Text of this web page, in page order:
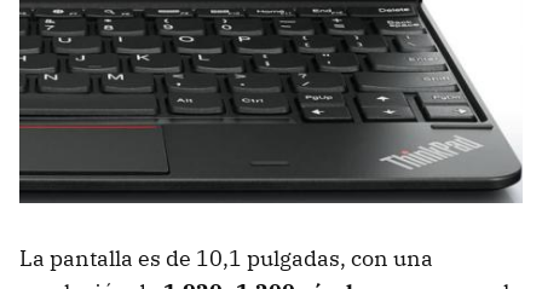
La pantalla es de 10,1 pulgadas, con una